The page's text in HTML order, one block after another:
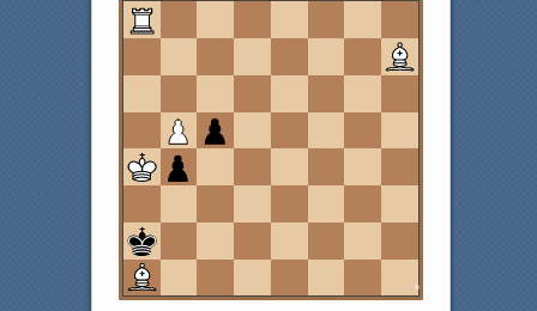
a